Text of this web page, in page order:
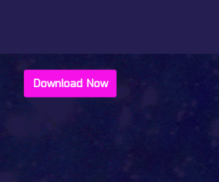
Download Now